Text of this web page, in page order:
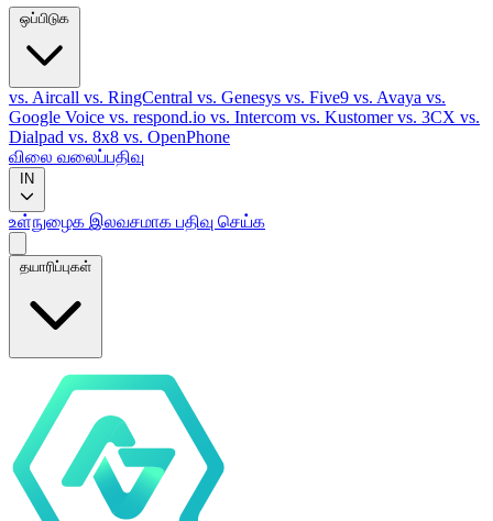
vs. Aircall vs. RingCentral vs. Genesys vs. Five9 vs. Avaya vs.
Google Voice vs. respond.io vs. Intercom vs. Kustomervs. 3CX vs.
Dialpad vs. 8x8 vs. OpenPhone
விலை வலைப்பதிவு
IN
உள்நுழைக இலவசமாக பதிவு செய்க
தயாரிப்புகள்